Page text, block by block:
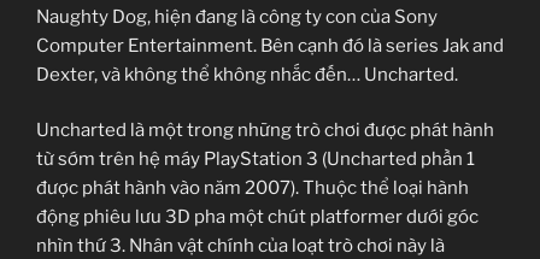
Naughty Dog, hiện đang là công ty con của Sony
Computer Entertainment. Bên cạnh đó là series Jak and
Dexter, và không thể không nhắc đến… Uncharted.
Uncharted là một trong những trò chơi được phát hành
từ sớm trên hệ máy PlayStation 3 (Uncharted phần 1
được phát hành vào năm 2007). Thuộc thể loại hành
động phiêu lưu 3D pha một chút platformer dưới góc
nhìn thứ 3. Nhân vật chính của loạt trò chơi này là